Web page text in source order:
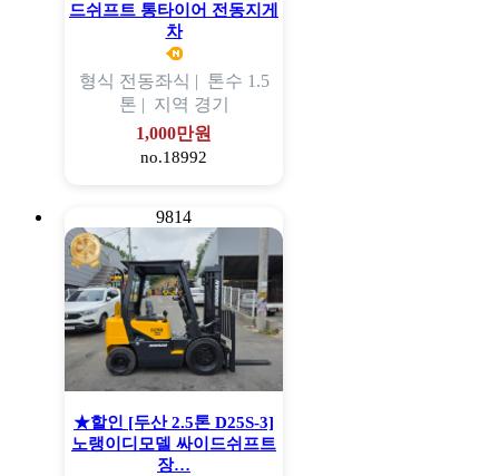
드쉬프트 통타이어 전동지게
차
형식 전동좌식 | 톤수 1.5
톤 | 지역 경기
1,000만원
no.18992
9814
★할인 [두산 2.5톤 D25S-3]
노랭이디모델 싸이드쉬프트
장…